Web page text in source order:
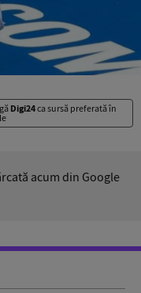
Digi24ca sursă preferată în
acum din Google